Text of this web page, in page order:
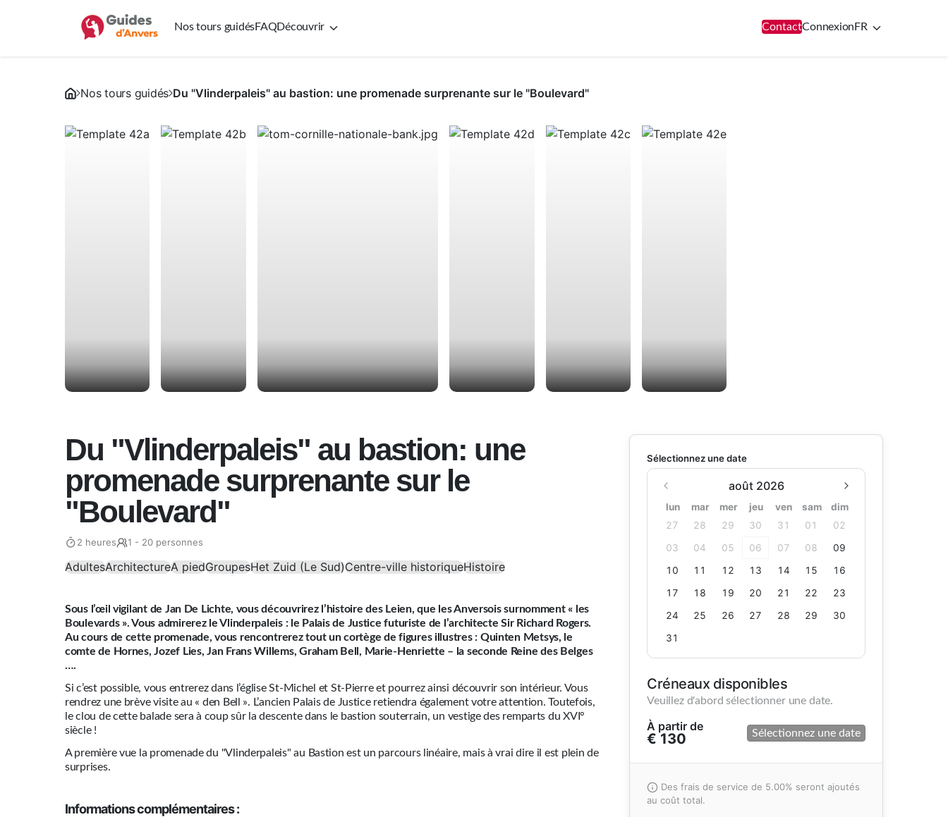
Nos tours guidésFAQDécouvrir ContactConnexion FR
Nos tours guidés Du "Vlinderpaleis" au bastion: une promenade surprenante sur le "Boulevard"
Du "Vlinderpaleis" au bastion: une
promenade surprenante sur le
"Boulevard"
2 heures 1 - 20 personnes
AdultesArchitectureA piedGroupesHet Zuid (Le Sud)Centre-ville historiqueHistoire
Sous l’œil vigilant de Jan De Lichte, vous découvrirez l’histoire des Leien, que les Anversois surnomment « les
Boulevards ». Vous admirerez le Vlinderpaleis : le Palais de Justice futuriste de l’architecte Sir Richard Rogers.
Au cours de cette promenade, vous rencontrerez tout un cortège de figures illustres : Quinten Metsys, le
comte de Hornes, Jozef Lies, Jan Frans Willems, Graham Bell, Marie-Henriette – la seconde Reine des Belges
….
Si c’est possible, vous entrerez dans l’église St-Michel et St-Pierre et pourrez ainsi découvrir son intérieur. Vous
rendrez une brève visite au « den Bell ». L’ancien Palais de Justice retiendra également votre attention. Toutefois,
le clou de cette balade sera à coup sûr la descente dans le bastion souterrain, un vestige des remparts du XVI°
siècle !
A première vue la promenade du "Vlinderpaleis" au Bastion est un parcours linéaire, mais à vrai dire il est plein de
surprises.
Informations complémentaires :
Sélectionnez une date
août 2026
lun mar mer jeu ven sam
dim
27
28 29 30 31 01
02
03
04 05 06 07 08
09
10
11 12 13 14 15
16
17
18 19 20 21 22
23
24
25 26 27 28 29
30
31
Créneaux disponibles
Veuillez d'abord sélectionner une date.
À partir de
€ 130 Sélectionnez une date
Des frais de service de 5.00% seront ajoutés
au coût total.